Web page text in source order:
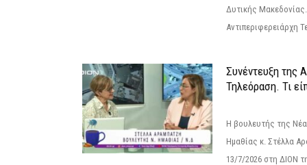
Δυτικής
Αντιπεριφερειάρχη
Συνέντευξη της
Τηλεόραση. Τι
Η βουλευτής της
Ημαθίας κ. Στέλλα
13/7/2026 στη ΔΙΟΝ